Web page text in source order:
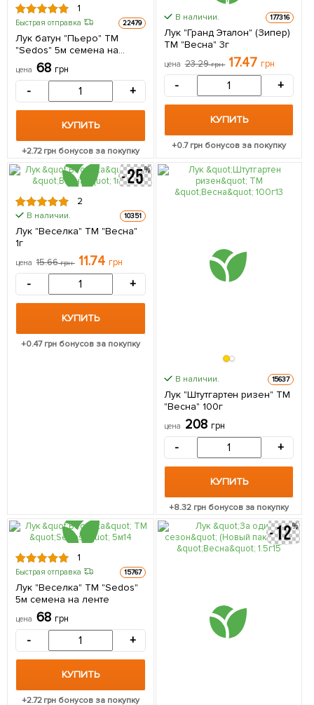
1
Быстрая отправка 22479
Лук батун "Пьеро" ТМ
"Sedos" 5м семена на
ленте
цена 68 грн
- +
КУПИТЬ
+2.72грн бонусов за покупку
В наличии. 177316
Лук "Гранд Эталон" (Зипер)
ТМ "Весна" 3г
цена 23.29грн 17.47 грн
- +
КУПИТЬ
+0.7грн бонусов за покупку
2
В наличии. 10351
Лук "Веселка" ТМ "Весна"
1г
цена 15.66грн 11.74 грн
- +
КУПИТЬ
+0.47грн бонусов за покупку
В наличии. 15637
Лук "Штутгартен ризен" ТМ
"Весна" 100г
цена 208 грн
- +
КУПИТЬ
+8.32грн бонусов за покупку
1
Быстрая отправка 15767
Лук "Веселка" ТМ "Sedos"
5м семена на ленте
цена 68 грн
- +
КУПИТЬ
+2.72грн бонусов за покупку